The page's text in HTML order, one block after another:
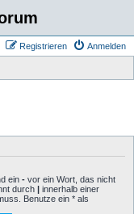
Anmelden
Registrieren
ein - vor ein Wort, das nicht
durch | innerhalb einer
Benutze ein * als